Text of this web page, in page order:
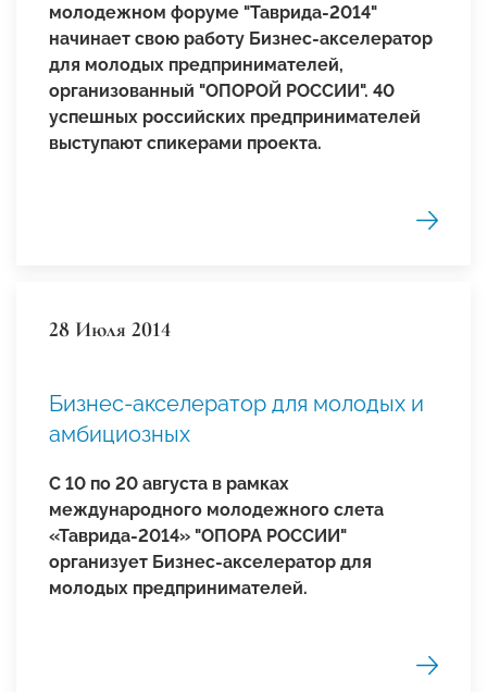
молодежном форуме "Таврида-2014"
начинает свою работу Бизнес-акселератор
для молодых предпринимателей,
организованный "ОПОРОЙ РОССИИ". 40
успешных российских предпринимателей
выступают спикерами проекта.
28 Июля 2014
Бизнес-акселератор для молодых и
амбициозных
С 10 по 20 августа в рамках
международного молодежного слета
«Таврида-2014» "ОПОРА РОССИИ"
организует Бизнес-акселератор для
молодых предпринимателей.